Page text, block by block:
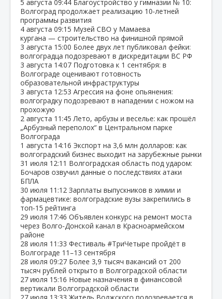
5 августа 09:44 Благоустройство у гимназии № 10:
Волгоград продолжает реализацию 10‑летней
программы развития
4 августа 09:15 Музей СВО у Мамаева
кургана — строительство на финишной прямой
3 августа 15:00 Более двух лет публиковал фейки:
волгоградца подозревают в дискредитации ВС РФ
3 августа 14:07 Подготовка к 1 сентября: в
Волгограде оценивают готовность
образовательной инфраструктуры
3 августа 12:53 Агрессия на фоне опьянения:
волгоградку подозревают в нападении с ножом на
прохожую
2 августа 11:45 Лето, арбузы и веселье: как прошёл
„Арбузный переполох“ в Центральном парке
Волгограда
1 августа 14:16 Экспорт на 3,6 млн долларов: как
волгоградский бизнес выходит на зарубежные рынки
31 июля 12:11 Волгоградская область под ударом:
Бочаров озвучил данные о последствиях атаки
БПЛА
30 июля 11:12 Зарплаты выпускников в химии и
фармацевтике: волгоградские вузы закрепились в
топ‑15 рейтинга
29 июля 17:46 Объявлен конкурс на ремонт моста
через Волго‑Донской канал в Красноармейском
районе
28 июля 11:33 Фестиваль #ТриЧетыре пройдёт в
Волгограде 11–13 сентября
28 июля 09:27 Более 3,9 тысяч вакансий от 200
тысяч рублей открыто в Волгоградской области
27 июля 15:16 Новые назначения в финансовой
вертикали Волгоградской области